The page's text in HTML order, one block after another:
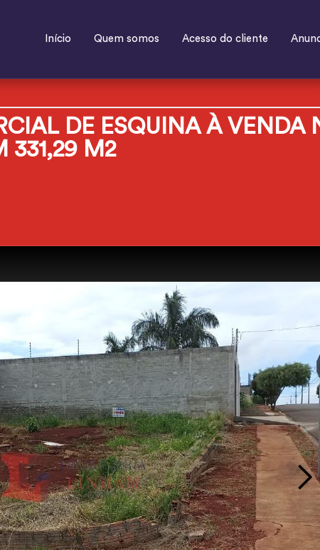
Início Quem somos Acesso do cliente
DE ESQUINA À VENDA
331,29 M2